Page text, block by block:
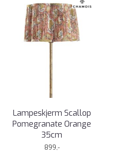
Lampeskjerm Scallop
Pomegranate Orange
35cm
899,-